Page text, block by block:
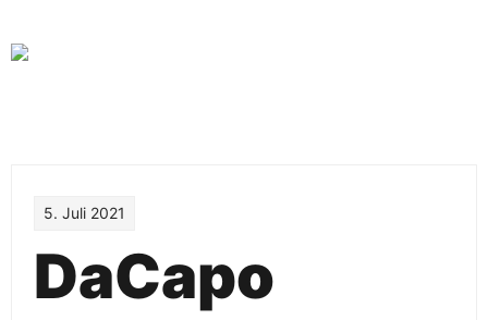
content
5. Juli 2021
DaCapo